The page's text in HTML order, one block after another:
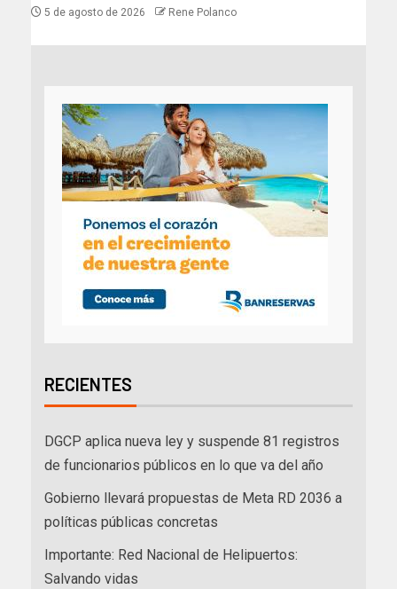
5 de agosto de 2026 Rene Polanco
RECIENTES
DGCP aplica nueva ley y suspende 81 registros
de funcionarios públicos en lo que va del año
Gobierno llevará propuestas de Meta RD 2036 a
políticas públicas concretas
Importante: Red Nacional de Helipuertos:
Salvando vidas